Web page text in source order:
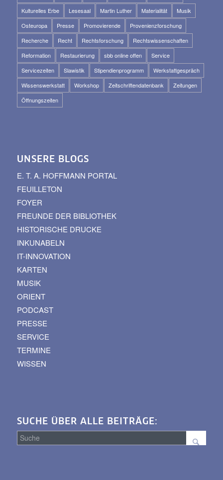
Kulturelles Erbe
Lesesaal Martin Luther Materialität
Musik
Osteuropa
Presse Promovierende
Provenienzforschung
Recherche
Recht Rechtsforschung
Rechtswissenschaften
Reformation
Restaurierung sbb online offen
Service
Servicezeiten
Slawistik Stipendienprogramm
Werkstattgespräch
Wissenswerkstatt
Workshop Zeitschriftendatenbank
Zeitungen
Öffnungszeiten
UNSERE BLOGS
E. T. A. HOFFMANN PORTAL
FEUILLETON
FOYER
FREUNDE DER BIBLIOTHEK
HISTORISCHE DRUCKE
INKUNABELN
IT-INNOVATION
KARTEN
MUSIK
ORIENT
PODCAST
PRESSE
SERVICE
TERMINE
WISSEN
SUCHE ÜBER ALLE BEITRÄGE: